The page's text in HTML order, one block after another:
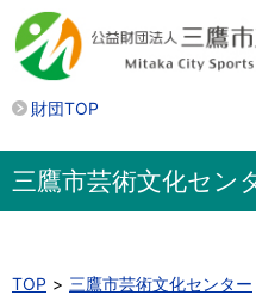
財団TOP
三鷹市芸術文化セン
TOP 三鷹市芸術文化センター